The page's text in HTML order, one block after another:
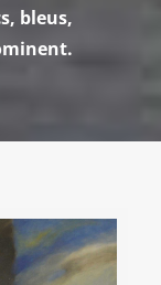
bleus,